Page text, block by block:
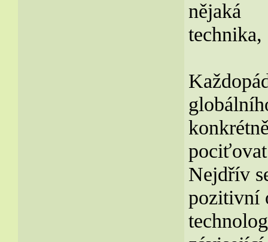
nějaká
Nejdřív
pozitivní